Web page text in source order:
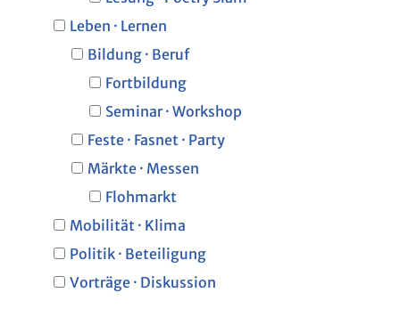
Leben · Lernen
Bildung · Beruf
Fortbildung
Seminar · Workshop
Feste · Fasnet · Party
Märkte · Messen
Flohmarkt
Mobilität · Klima
Politik · Beteiligung
Vorträge · Diskussion